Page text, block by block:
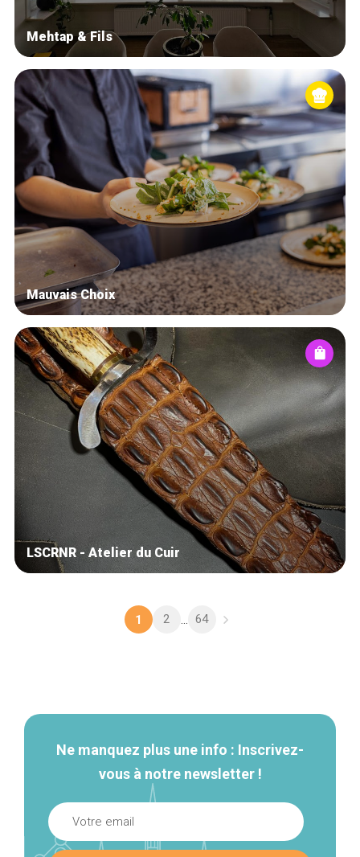
Mehtap & Fils
Mauvais Choix
LSCRNR - Atelier du Cuir
1 2 ... 64
Ne manquez plus une info : Inscrivez-
vous à notre newsletter !